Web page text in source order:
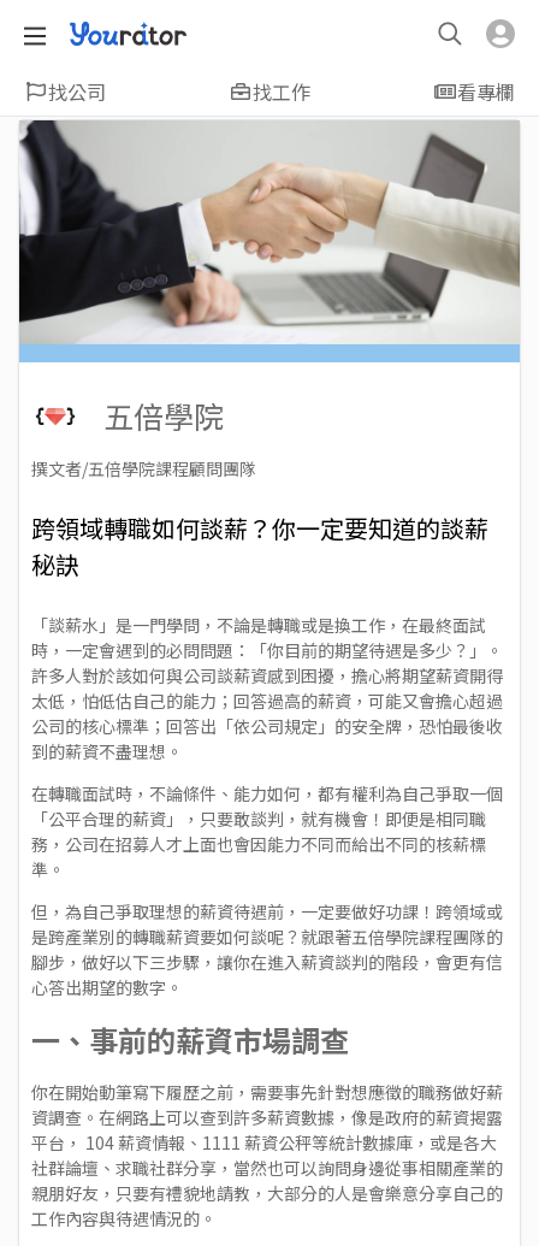
找公司 找工作 看專欄
五倍學院
撰文者/五倍學院課程顧問團隊
跨領域轉職如何談薪？你一定要知道的談薪
秘訣
「談薪水」是一門學問，不論是轉職或是換工作，在最終面試
時，一定會遇到的必問問題：「你目前的期望待遇是多少？」。
許多人對於該如何與公司談薪資感到困擾，擔心將期望薪資開得
太低，怕低估自己的能力；回答過高的薪資，可能又會擔心超過
公司的核心標準；回答出「依公司規定」的安全牌，恐怕最後收
到的薪資不盡理想。
在轉職面試時，不論條件、能力如何，都有權利為自己爭取一個
「公平合理的薪資」，只要敢談判，就有機會！即便是相同職
務，公司在招募人才上面也會因能力不同而給出不同的核薪標
準。
但，為自己爭取理想的薪資待遇前，一定要做好功課！跨領域或
是跨產業別的轉職薪資要如何談呢？就跟著五倍學院課程團隊的
腳步，做好以下三步驟，讓你在進入薪資談判的階段，會更有信
心答出期望的數字。
一、事前的薪資市場調查
你在開始動筆寫下履歷之前，需要事先針對想應徵的職務做好薪
資調查。在網路上可以查到許多薪資數據，像是政府的薪資揭露
平台 ， 104 薪資情報 、 1111 薪資公秤等統計數據庫，或是各大
社群論壇、求職社群分享，當然也可以詢問身邊從事相關產業的
親朋好友，只要有禮貌地請教，大部分的人是會樂意分享自己的
工作內容與待遇情況的。